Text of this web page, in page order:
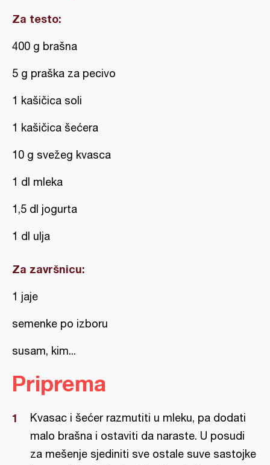
Za testo:
400 g brašna
5 g praška za pecivo
1 kašičica soli
1 kašičica šećera
10 g svežeg kvasca
1 dl mleka
1,5 dl jogurta
1 dl ulja
Za završnicu:
1 jaje
semenke po izboru
susam, kim...
Priprema
Kvasac i šećer razmutiti u mleku, pa dodati
malo brašna i ostaviti da naraste. U posudi
za mešenje sjediniti sve ostale suve sastojke